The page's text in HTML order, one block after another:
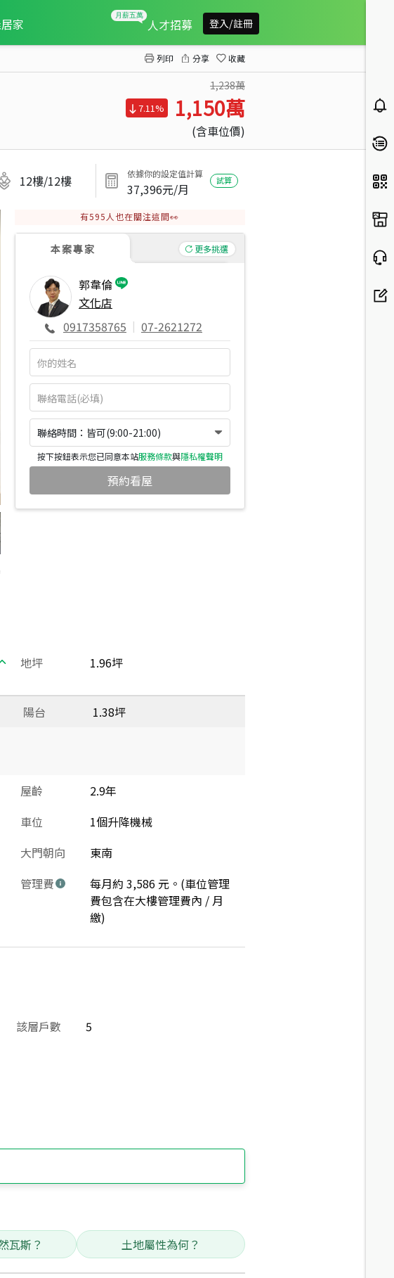
家 人才招募 登入/註冊
列印 分享 收藏
1,238萬
7.11% 1,150萬
(含車位價)
12樓/12樓 依據你的設定值計算
37,396元/月
試算
有595 人也在關注這間👀
本案專家 更多挑選
郭韋倫
文化店
0917358765 | 07-2621272
聯絡時間：皆可(9:00-21:00)
按下按鈕表示您已同意本站服務條款與隱私權聲明
預約看屋
地坪 1.96坪
陽台
1.38坪
屋齡
2.9年
車位
1個升降機械
大門朝向
東南
管理費
每月約 3,586 元。(車位管理
費包含在大樓管理費內 / 月
繳)
該層戶數
5
瓦斯？ 土地屬性為何？